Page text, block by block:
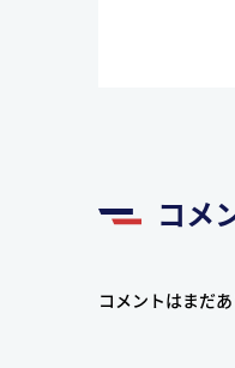
コメ
コメントはまだ